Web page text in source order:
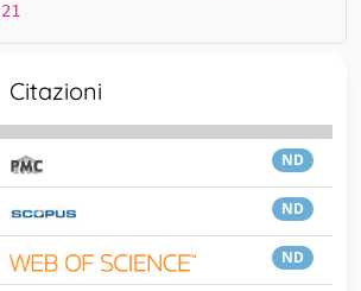
21
Citazioni
ND
ND
ND